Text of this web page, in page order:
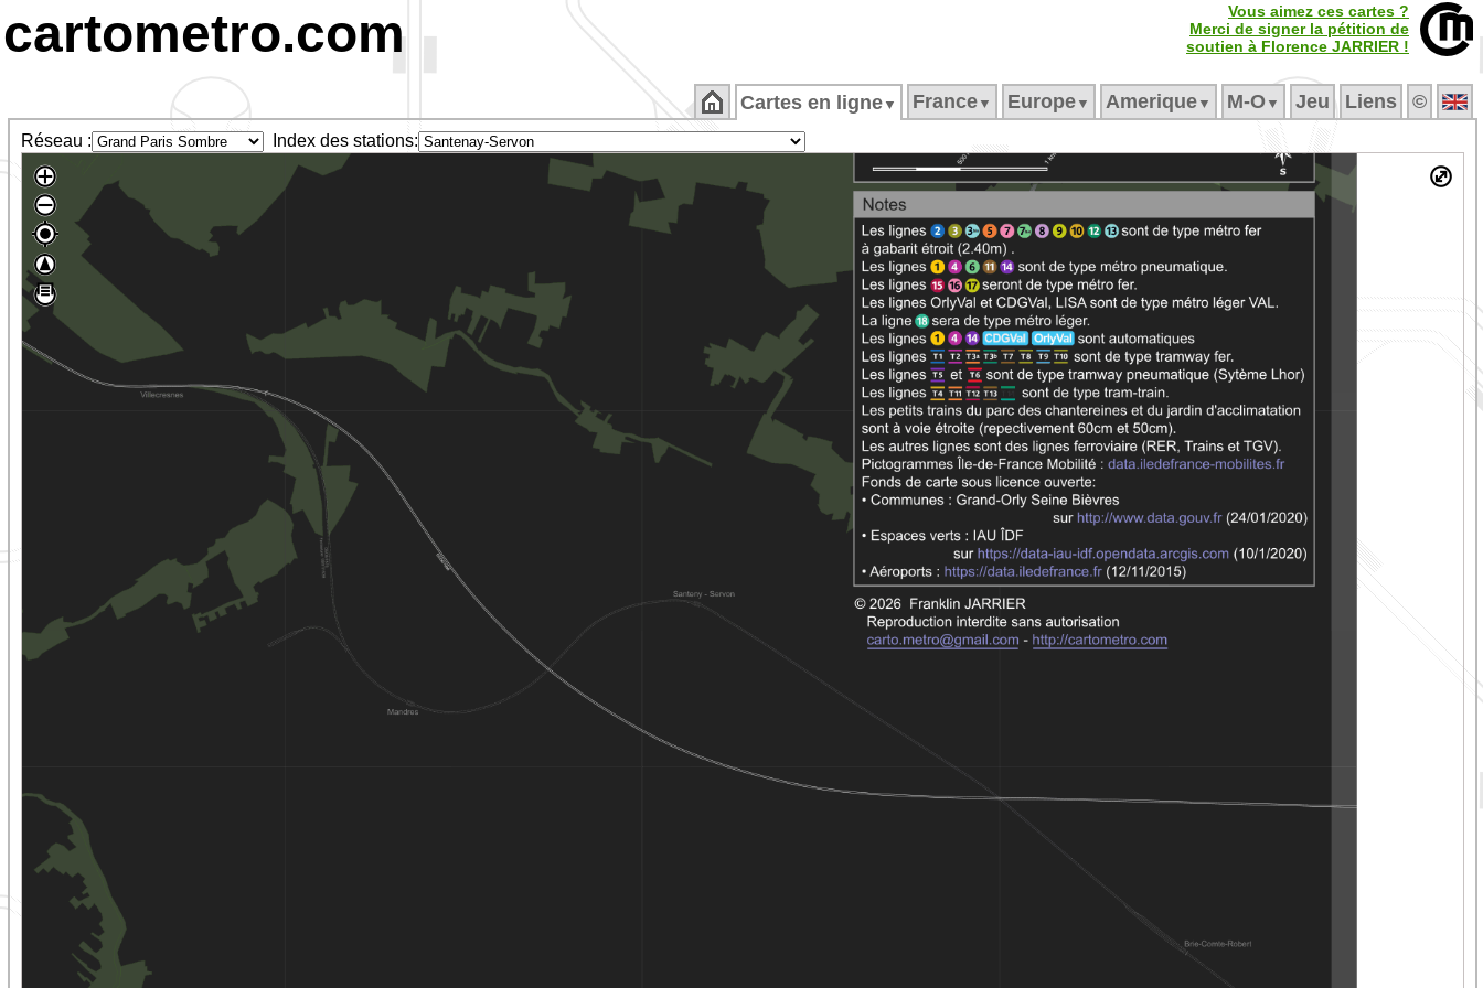
cartometro.com
Vous aimez ces cartes ?
Merci de signer la pétition de
soutien à Florence JARRIER !
Cartes en ligne ▼ France ▼ Europe ▼ Amerique ▼ M‑O ▼ Jeu Liens ©
Réseau : Index des stations: